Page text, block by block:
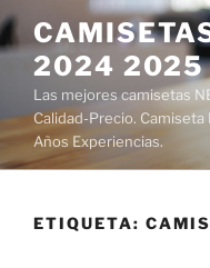
Saltar
al
contenido
2024 2025
Las mejores camisetas
Calidad-Precio.
Años Experiencias.
ETIQUETA: